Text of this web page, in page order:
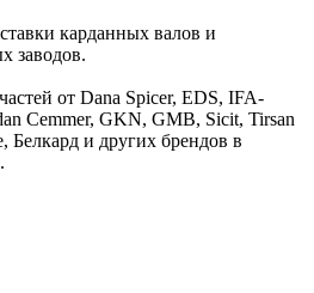
карданных валов и
заводов.
от Dana Spicer, EDS, IFA-
Cemmer, GKN, GMB, Sicit, Tirsan
Белкард и других брендов в